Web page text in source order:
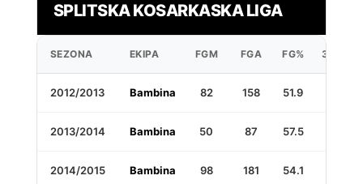
SPLITSKA KOSARKASKA LIGA
SEZONA EKIPA FGM FGA FG% 3PM
2012/2013 Bambina 82 158 51.9
2013/2014 Bambina 50 87 57.5
2014/2015 Bambina 98 181 54.1